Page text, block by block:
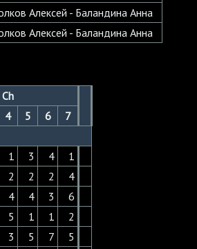
Алексей - Баландина Анна
Алексей - Баландина Анна
Ch
4 5 6
7
1 3 4
1
2 2 2
4
4 4 3
6
5 1 1
2
3 5 7
5